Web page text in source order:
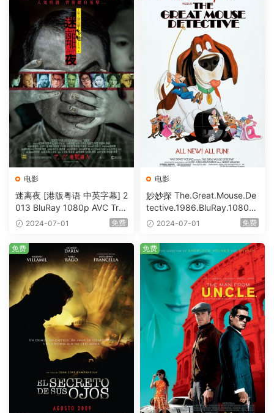
电影
迷离夜 [港版粤语 中英字幕] 2
013 BluRay 1080p AVC Tru
eHD5.1 [BDISO 22.64GB]
2024-07-01 免费
电影
妙妙探 The.Great.Mouse.De
tective.1986.BluRay.1080p.
AVC.DTS-HD.MA.5.1-HDHo
2024-07-01 免费
免费 免费